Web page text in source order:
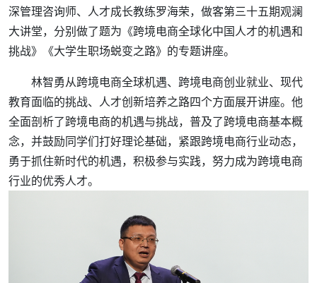
深管理咨询师、人才成长教练罗海荣，做客第三十五期观澜
大讲堂，分别做了题为《跨境电商全球化中国人才的机遇和
挑战》《大学生职场蜕变之路》的专题讲座。
林智勇从跨境电商全球机遇、跨境电商创业就业、现代
教育面临的挑战、人才创新培养之路四个方面展开讲座。他
全面剖析了跨境电商的机遇与挑战，普及了跨境电商基本概
念，并鼓励同学们打好理论基础，紧跟跨境电商行业动态，
勇于抓住新时代的机遇，积极参与实践，努力成为跨境电商
行业的优秀人才。